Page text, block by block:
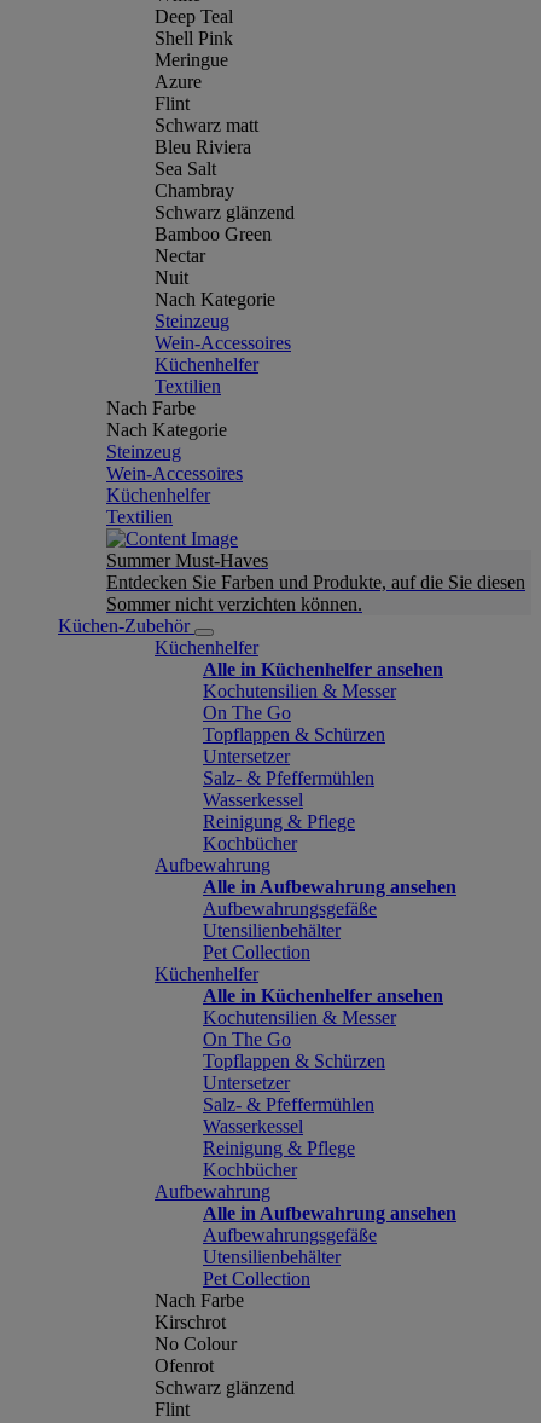
Deep Teal
Shell Pink
Meringue
Azure
Flint
Schwarz matt
Bleu Riviera
Sea Salt
Chambray
Schwarz glänzend
Bamboo Green
Nectar
Nuit
Nach Kategorie
Steinzeug
Wein-Accessoires
Küchenhelfer
Textilien
Nach Farbe
Nach Kategorie
Steinzeug
Wein-Accessoires
Küchenhelfer
Textilien
Summer Must-Haves
Entdecken Sie Farben und Produkte, auf die Sie diesen
Sommer nicht verzichten können.
Küchen-Zubehör
Küchenhelfer
Alle in Küchenhelfer ansehen
Kochutensilien & Messer
On The Go
Topflappen & Schürzen
Untersetzer
Salz- & Pfeffermühlen
Wasserkessel
Reinigung & Pflege
Kochbücher
Aufbewahrung
Alle in Aufbewahrung ansehen
Aufbewahrungsgefäße
Utensilienbehälter
Pet Collection
Küchenhelfer
Alle in Küchenhelfer ansehen
Kochutensilien & Messer
On The Go
Topflappen & Schürzen
Untersetzer
Salz- & Pfeffermühlen
Wasserkessel
Reinigung & Pflege
Kochbücher
Aufbewahrung
Alle in Aufbewahrung ansehen
Aufbewahrungsgefäße
Utensilienbehälter
Pet Collection
Nach Farbe
Kirschrot
No Colour
Ofenrot
Schwarz glänzend
Flint